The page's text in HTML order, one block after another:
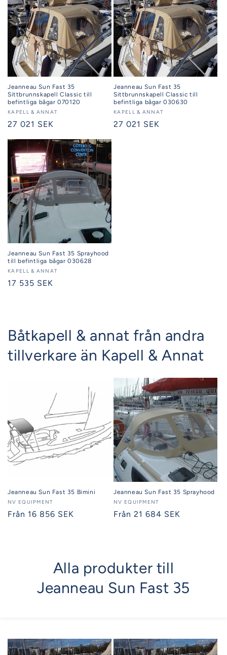
Jeanneau Sun Fast 35
Sittbrunnskapell Classic till
befintliga bågar 070120
Säljare:
KAPELL & ANNAT
Ordinarie
27 021 SEK
Jeanneau Sun Fast 35
Sittbrunnskapell Classic till
befintliga bågar 030630
Säljare:
KAPELL & ANNAT
Ordinarie
27 021 SEK
Jeanneau Sun Fast 35 Sprayhood
till befintliga bågar 030628
Säljare:
KAPELL & ANNAT
Ordinarie
17 535 SEK
Båtkapell & annat från andra
tillverkare än Kapell & Annat
Jeanneau Sun Fast 35 Bimini
Säljare:
NV EQUIPMENT
Ordinarie
Från 16 856 SEK
Jeanneau Sun Fast 35 Sprayhood
Säljare:
NV EQUIPMENT
Ordinarie
Från 21 684 SEK
Alla produkter till
Jeanneau Sun Fast 35